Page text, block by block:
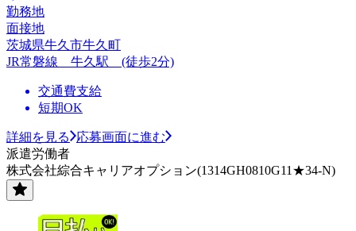
勤務地
面接地
茨城県牛久市牛久町
JR常磐線 牛久駅 (徒歩2分)
交通費支給
短期OK
詳細を見る
応募画面に進む
派遣労働者
株式会社綜合キャリアオプション(1314GH0810G11★34-N)